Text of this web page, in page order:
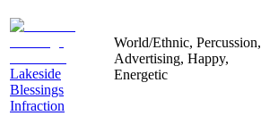
Lakeside
Blessings
Infraction
World/Ethnic, Percussion,
Advertising, Happy,
Energetic